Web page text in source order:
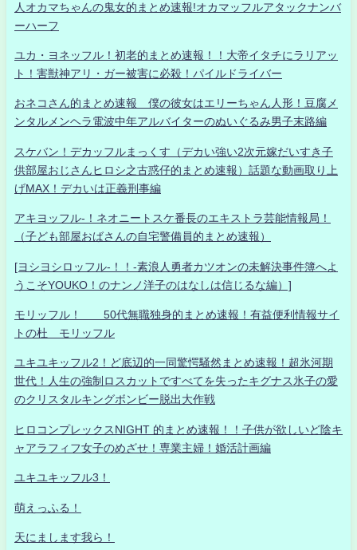
人オカマちゃんの鬼女的まとめ速報!オカマッフルアタックナンバ
ーハーフ
ユカ・ヨネッフル！初老的まとめ速報！！大帝イタチにラリアッ
ト！害獣神アリ・ガー被害に必殺！パイルドライバー
おネコさん的まとめ速報 僕の彼女はエリーちゃん人形！豆腐メ
ンタルメンヘラ電波中年アルバイターのぬいぐるみ男子末路編
スケバン！デカッフルまっくす（デカい強い2次元嫁だいすき子
供部屋おじさんヒロシ之古惑仔的まとめ速報）話題な動画取り上
げMAX！デカいは正義刑事編
アキヨッフル-！ネオニートスケ番長のエキストラ芸能情報局！
（子ども部屋おばさんの自宅警備員的まとめ速報）
[ヨシヨシロッフル-！！-素浪人勇者カツオンの未解決事件簿へよ
うこそYOUKO！のナンノ洋子のはなしは信じるな編）]
モリッフル！ 50代無職独身的まとめ速報！有益便利情報サイ
トの杜 モリッフル
ユキユキッフル2！ど底辺的一同驚愕騒然まとめ速報！超氷河期
世代！人生の強制ロスカットですべてを失ったキグナス氷子の愛
のクリスタルキングボンビー脱出大作戦
ヒロコンプレックスNIGHT 的まとめ速報！！子供が欲しいど陰キ
ャアラフィフ女子のめざせ！専業主婦！婚活計画編
ユキユキッフル3！
萌えっふる！
天にまします我ら！